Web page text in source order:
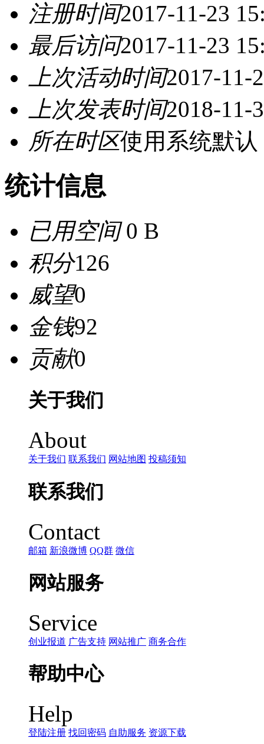
注册时间2017-11-23
最后访问2017-11-23
上次活动时间2017-11-
上次发表时间2018-11-
所在时区使用系统默认
统计信息
已用空间0 B
积分126
威望0
金钱92
贡献0
关于我们
About
关于我们 联系我们 网站地图 投稿须知
联系我们
Contact
邮箱 新浪微博 QQ群 微信
网站服务
Service
创业报道 广告支持 网站推广 商务合作
帮助中心
Help
登陆注册 找回密码 自助服务 资源下载